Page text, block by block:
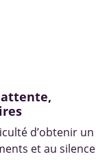
d’obtenir un
et au silence